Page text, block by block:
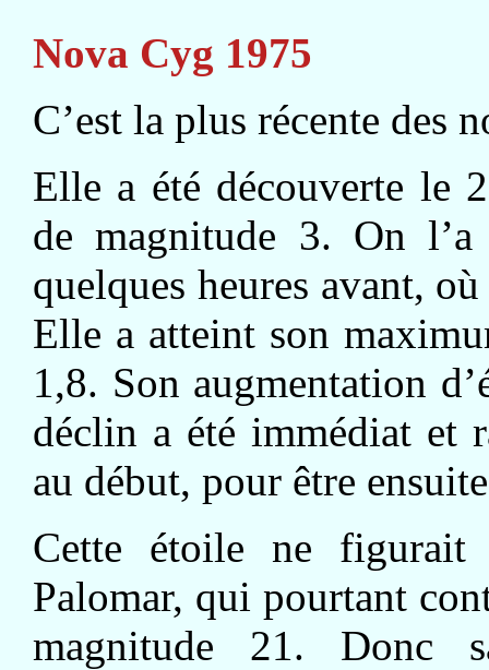
Nova Cyg 1975
C’est la plus récente des
Elle a été découverte le
de magnitude 3. On
quelques heures avant,
Elle a atteint son
1,8. Son augmentation
déclin a été immédiat et
au début, pour être
Cette étoile ne
Palomar, qui pourtant
magnitude 21. Donc